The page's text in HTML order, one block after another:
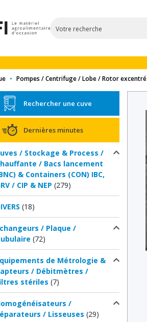
• Pompes / Centrifuge / Lobe / Rotor excentré
Rechercher une cuve
Dernières minutes
/ Stockage & Process /
/ Bacs lancement
& Containers (CON) IBC,
/ CIP & NEP (279)
(18)
/ Plaque /
(72)
de Métrologie &
/ Débitmètres /
stériles (7)
/
/ Lisseuses (29)